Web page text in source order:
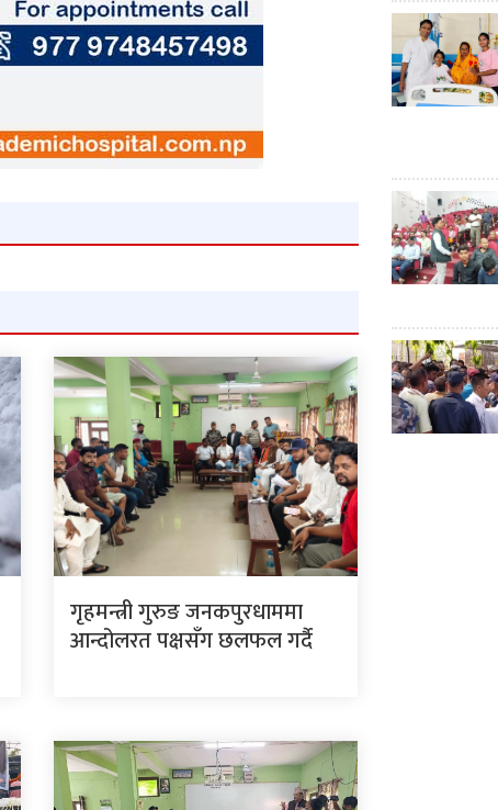
गृहमन्त्री गुरुङ जनकपुरधाममा
आन्दोलरत पक्षसँग छलफल गर्दै